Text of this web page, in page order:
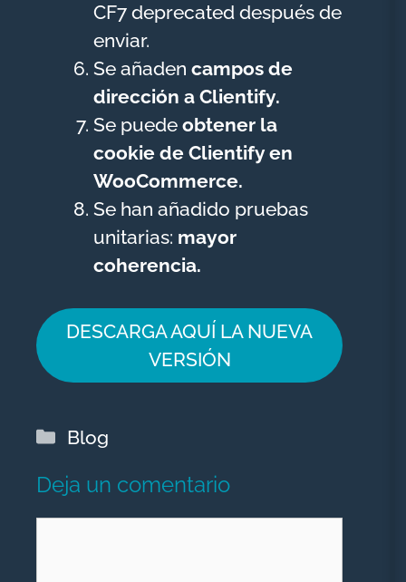
CF7 deprecated después de
enviar.
Se añaden campos de
dirección a Clientify.
Se puede obtener la
cookie de Clientify en
WooCommerce.
Se han añadido pruebas
unitarias: mayor
coherencia.
DESCARGA AQUÍ LA NUEVA
VERSIÓN
Categorías
Blog
Deja un comentario